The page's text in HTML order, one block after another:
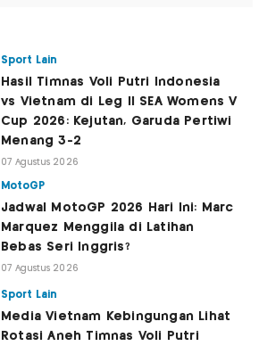
Sport Lain
Hasil Timnas Voli Putri Indonesia
vs Vietnam di Leg II SEA Womens V
Cup 2026: Kejutan, Garuda Pertiwi
Menang 3-2
07 Agustus 2026
MotoGP
Jadwal MotoGP 2026 Hari Ini: Marc
Marquez Menggila di Latihan
Bebas Seri Inggris?
07 Agustus 2026
Sport Lain
Media Vietnam Kebingungan Lihat
Rotasi Aneh Timnas Voli Putri